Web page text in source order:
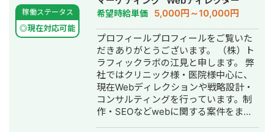
を活用した教育配信、個別相談・体験
申込・成約までのファネル改善まで一
気通貫で支援しています。 累計100ア
カウント以上のLINE運用・支援、スク
ール支援19社、ローンチ支援累計5億円
以上の経験があります。 広告で集客し
て終わりではなく、LINE登録後の相談
率・申込率・成約率まで数字を見なが
ら改善することを大切にしています。
丁寧かつ成果につながる運用を心がけ
ておりますので、よろしくお願いいた
稼働ステータス
◎現在対応可能
バナー制作・デザイン・ロゴデザイ
ン・作成・イラスト制作・リスティン
グ広告運用代行
希望時給単価 5,000円～10,000円
プロフィールプロフィールをご覧いた
だきありがとうございます。 （株）ト
ラフィックラボの江見と申します。 弊
社ではクリニック様・医院様中心に、
現在Webディレクションや戦略設計・
コンサルティングを行っています。制
作・SEOなどwebに関する案件をまる